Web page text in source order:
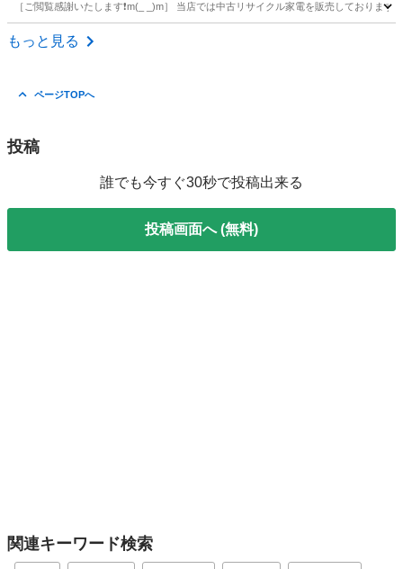
［ご閲覧感謝いたします❗m(_ _)m］ 当店では中古リサイクル家電を販売しておりま
東京 渋谷区
もっと見る
ページTOPへ
投稿
誰でも今すぐ30秒で投稿出来る
投稿画面へ (無料)
関連キーワード検索